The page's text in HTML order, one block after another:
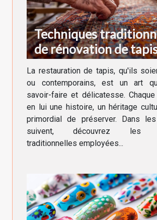
Techniques
de rénovation de
anciens et modernes
La restauration de tapis, qu'ils
ou contemporains, est un art
savoir-faire et délicatesse.
en lui une histoire, un héritage
primordial de préserver. Dans
suivent, découvrez les
traditionnelles employées...